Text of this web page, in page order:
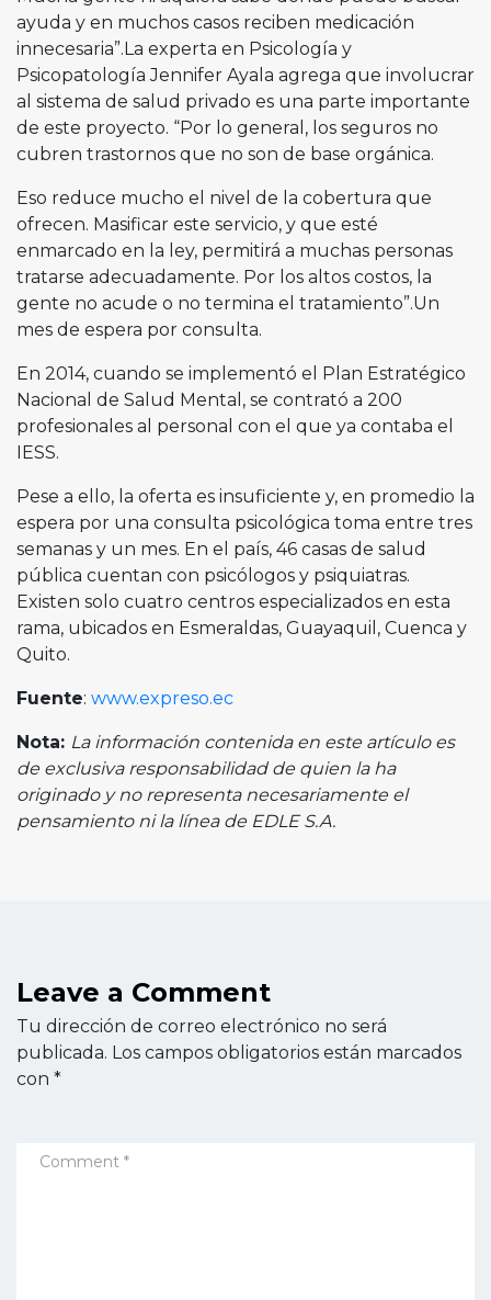
ayuda y en muchos casos reciben medicación
innecesaria”.La experta en Psicología y
Psicopatología Jennifer Ayala agrega que involucrar
al sistema de salud privado es una parte importante
de este proyecto. “Por lo general, los seguros no
cubren trastornos que no son de base orgánica.
Eso reduce mucho el nivel de la cobertura que
ofrecen. Masificar este servicio, y que esté
enmarcado en la ley, permitirá a muchas personas
tratarse adecuadamente. Por los altos costos, la
gente no acude o no termina el tratamiento”.Un
mes de espera por consulta.
En 2014, cuando se implementó el Plan Estratégico
Nacional de Salud Mental, se contrató a 200
profesionales al personal con el que ya contaba el
IESS.
Pese a ello, la oferta es insuficiente y, en promedio la
espera por una consulta psicológica toma entre tres
semanas y un mes. En el país, 46 casas de salud
pública cuentan con psicólogos y psiquiatras.
Existen solo cuatro centros especializados en esta
rama, ubicados en Esmeraldas, Guayaquil, Cuenca y
Quito.
Fuente: www.expreso.ec
Nota: La información contenida en este artículo es
de exclusiva responsabilidad de quien la ha
originado y no representa necesariamente el
pensamiento ni la línea de EDLE S.A.
Leave a Comment
Tu dirección de correo electrónico no será
publicada. Los campos obligatorios están marcados
con *